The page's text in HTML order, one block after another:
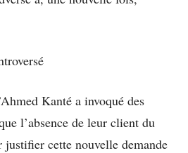
Kanté a invoqué des
l’absence de leur client du
cette nouvelle demande